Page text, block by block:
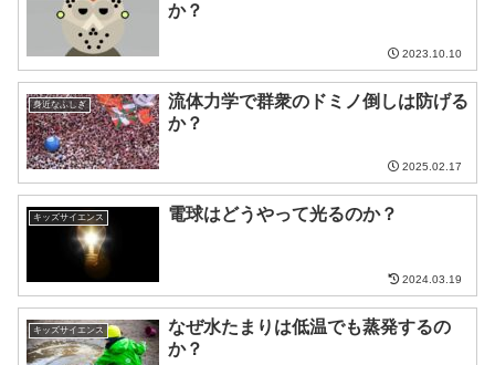
か？
2023.10.10
身近なふしぎ
流体力学で群衆のドミノ倒しは防げる
か？
2025.02.17
キッズサイエンス 電球はどうやって光るのか？
2024.03.19
キッズサイエンス
なぜ水たまりは低温でも蒸発するの
か？